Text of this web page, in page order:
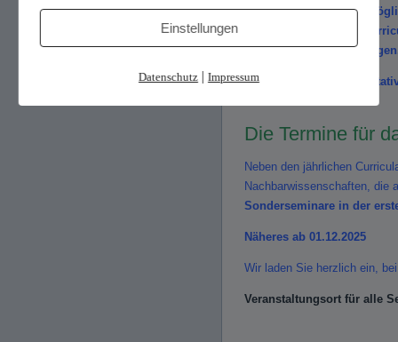
Es gibt zusätzlich die
ersten Teil des
Seminar unbedingt
Ebenfalls kann ein
Die Termine für
Neben den jährlichen
Nachbarwissenschaften, die
Sonderseminare in der
Näheres ab 01.12.2025
Wir laden Sie herzlich ein,
Veranstaltungsort für alle
Einstellungen
Datenschutz| Impressum